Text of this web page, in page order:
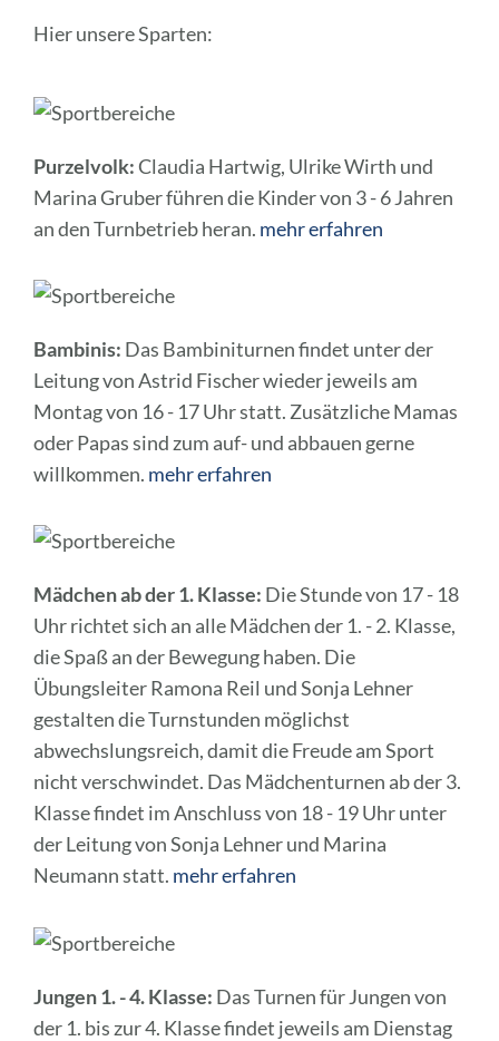
Hier unsere Sparten:
Purzelvolk:Claudia Hartwig, Ulrike Wirth und
Marina Gruber führen die Kinder von 3 - 6 Jahren
an den Turnbetrieb heran. mehr erfahren
Bambinis: Das Bambiniturnen findet unter der
Leitung von Astrid Fischer wieder jeweils am
Montag von 16 - 17 Uhr statt. Zusätzliche Mamas
oder Papas sind zum auf- und abbauen gerne
willkommen. mehr erfahren
Mädchen ab der 1. Klasse: Die Stunde von 17 - 18
Uhr richtet sich an alle Mädchen der 1. - 2. Klasse,
die Spaß an der Bewegung haben. Die
Übungsleiter Ramona Reil und Sonja Lehner
gestalten die Turnstunden möglichst
abwechslungsreich, damit die Freude am Sport
nicht verschwindet. Das Mädchenturnen ab der 3.
Klasse findet im Anschluss von 18 - 19 Uhr unter
der Leitung von Sonja Lehner und Marina
Neumann statt. mehr erfahren
Jungen 1. - 4. Klasse: Das Turnen für Jungen von
der 1. bis zur 4. Klasse findet jeweils am Dienstag